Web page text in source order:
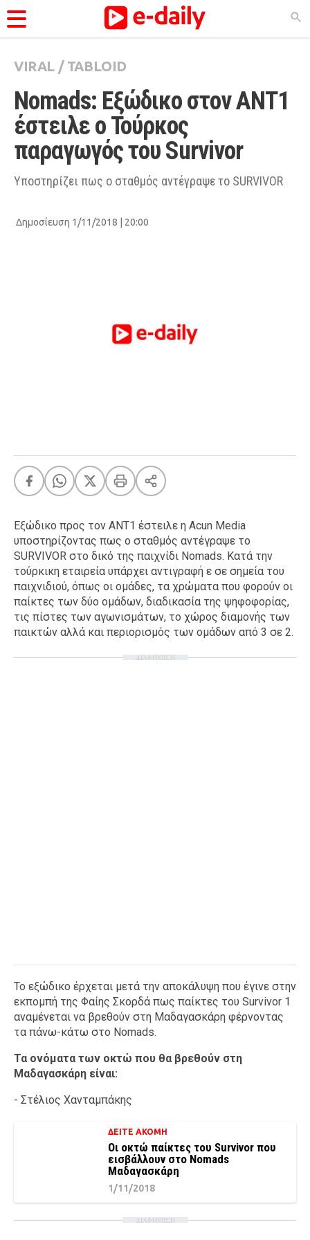
ΚΑΤΗΓΟΡΊΕΣ
Ειδήσεις
Θέματα
Videos
Podcasts
Life
A-List LGBTQI+
LIFE
Food
Body+Mind
Ταξίδια
Style
Σπίτι
Family
VIRAL / TABLOID
Nomads: Εξώδικο στον ΑΝΤ1
έστειλε ο Τούρκος
παραγωγός του Survivor
Υποστηρίζει πως ο σταθμός αντέγραψε το SURVIVOR
Δημοσίευση 1/11/2018 | 20:00
Εξώδικο προς τον ΑΝΤ1 έστειλε η Acun Media
υποστηρίζοντας πως ο σταθμός αντέγραψε το
SURVIVOR στο δικό της παιχνίδι Nomads. Κατά την
τούρκικη εταιρεία υπάρχει αντιγραφή ε σε σημεία του
παιχνιδιού, όπως οι ομάδες, τα χρώματα που φορούν οι
παίκτες των δύο ομάδων, διαδικασία της ψηφοφορίας,
τις πίστες των αγωνισμάτων, το χώρος διαμονής των
παικτών αλλά και περιορισμός των ομάδων από 3 σε 2.
ΔΙΑΦΗΜΙΣΗ
Το εξώδικο έρχεται μετά την αποκάλυψη που έγινε στην
εκπομπή της Φαίης Σκορδά πως παίκτες του Survivor 1
αναμένεται να βρεθούν στη Μαδαγασκάρη φέρνοντας
τα πάνω-κάτω στο Nomads.
Τα ονόματα των οκτώ που θα βρεθούν στη
Μαδαγασκάρη είναι:
- Στέλιος Χανταμπάκης
ΔΕΙΤΕ ΑΚΟΜΗ
Οι οκτώ παίκτες του Survivor που
εισβάλλουν στο Nomads
Μαδαγασκάρη
1/11/2018
ΔΙΑΦΗΜΙΣΗ